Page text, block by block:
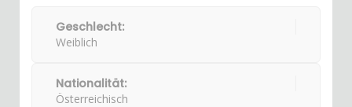
Geschlecht:
Weiblich
Nationalität:
Österreichisch